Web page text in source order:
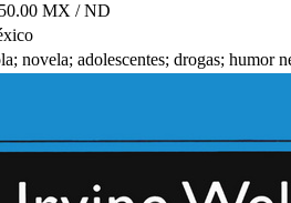
MX / ND
novela; adolescentes; drogas; humor